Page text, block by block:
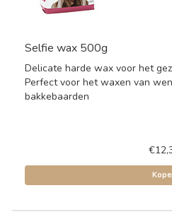
Selfie wax 500g
Delicate harde wax voor het
Perfect voor het waxen van
bakkebaarden